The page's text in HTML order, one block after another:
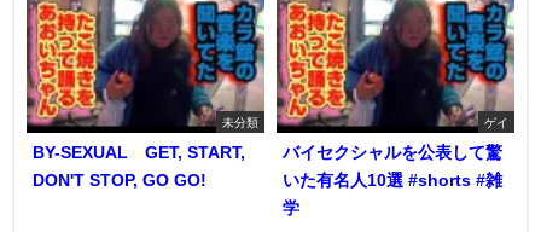
未分類
BY-SEXUAL GET, START,
DON'T STOP, GO GO!
ゲイ
バイセクシャルを公表して驚
いた有名人10選 #shorts #雑
学